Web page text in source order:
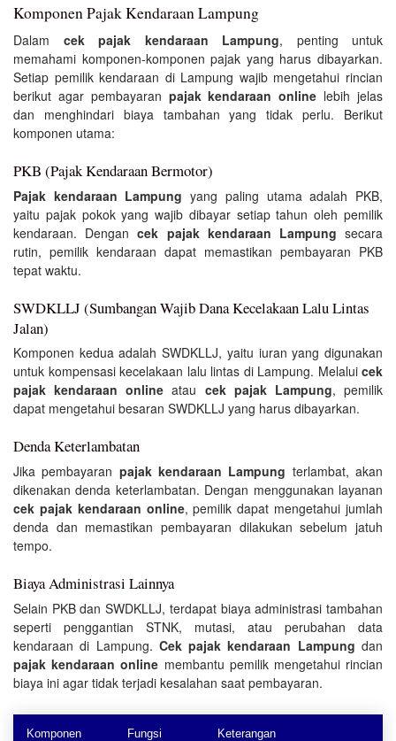
Komponen Pajak Kendaraan Lampung
Dalam cek pajak kendaraan Lampung, penting untuk
memahami komponen-komponen pajak yang harus dibayarkan.
Setiap pemilik kendaraan di Lampung wajib mengetahui rincian
berikut agar pembayaran pajak kendaraan online lebih jelas
dan menghindari biaya tambahan yang tidak perlu. Berikut
komponen utama:
PKB (Pajak Kendaraan Bermotor)
Pajak kendaraan Lampung yang paling utama adalah PKB,
yaitu pajak pokok yang wajib dibayar setiap tahun oleh pemilik
kendaraan. Dengancek pajak kendaraan Lampung secara
rutin, pemilik kendaraan dapat memastikan pembayaran PKB
tepat waktu.
SWDKLLJ (Sumbangan Wajib Dana Kecelakaan Lalu Lintas
Jalan)
Komponen kedua adalah SWDKLLJ, yaitu iuran yang digunakan
untuk kompensasi kecelakaan lalu lintas di Lampung. Melalui cek
pajak kendaraan online atau cek pajak Lampung, pemilik
dapat mengetahui besaran SWDKLLJ yang harus dibayarkan.
Denda Keterlambatan
Jika pembayaran pajak kendaraan Lampung terlambat, akan
dikenakan denda keterlambatan. Dengan menggunakan layanan
cek pajak kendaraan online, pemilik dapat mengetahui jumlah
denda dan memastikan pembayaran dilakukan sebelum jatuh
tempo.
Biaya Administrasi Lainnya
Selain PKB dan SWDKLLJ, terdapat biaya administrasi tambahan
seperti penggantian STNK, mutasi, atau perubahan data
kendaraan di Lampung. Cek pajak kendaraan Lampung dan
pajak kendaraan online membantu pemilik mengetahui rincian
biaya ini agar tidak terjadi kesalahan saat pembayaran.
Komponen
Fungsi Keterangan